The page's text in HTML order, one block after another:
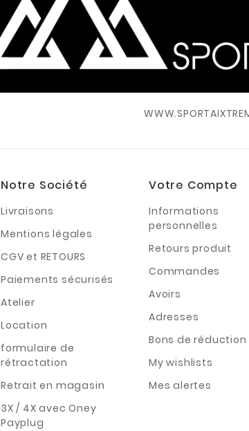
Notre Société
Livraisons
Mentions légales
CGV et RETOURS
Paiements sécurisés
Atelier
Location
formulaire de
rétractation
Retrait en magasin
3X / 4X avec Oney
Payplug
Votre Compte
Informations
personnelles
Retours produit
Commandes
Avoirs
Adresses
Bons de réduction
My wishlists
Mes alertes